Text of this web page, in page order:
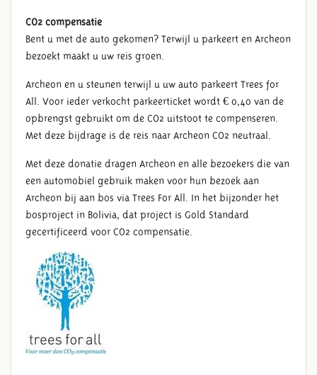
CO2 compensatie
Bent u met de auto gekomen? Terwijl u parkeert en Archeon
bezoekt maakt u uw reis groen.
Archeon en u steunen terwijl u uw auto parkeert Trees for
All. Voor ieder verkocht parkeerticket wordt € 0,40 van de
opbrengst gebruikt om de CO2 uitstoot te compenseren.
Met deze bijdrage is de reis naar Archeon CO2 neutraal.
Met deze donatie dragen Archeon en alle bezoekers die van
een automobiel gebruik maken voor hun bezoek aan
Archeon bij aan bos via Trees For All. In het bijzonder het
bosproject in Bolivia, dat project is Gold Standard
gecertificeerd voor CO2 compensatie.